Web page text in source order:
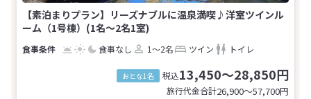
【素泊まりプラン】リーズナブルに温泉満喫♪洋室ツインル
ーム（1号棟）(1名～2名1室)
食事なし 1～2名 ツイン トイレ
おとな1名 税込13,450～28,850円
旅行代金合計26,900〜57,700円